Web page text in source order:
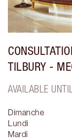
TILBURY -
AVAILABLE
Dimanche
Lundi
Mardi